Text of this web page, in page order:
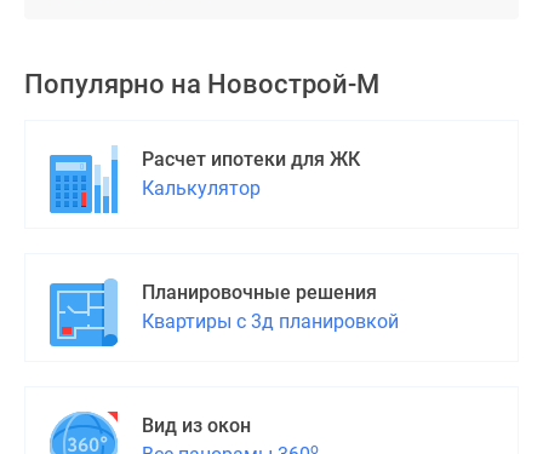
Готовые
коттеджные
поселки
коттеджные
поселки
Коттеджные
Популярно на Новострой-М
Расчет ипотеки для ЖК
Калькулятор
Планировочные решения
Квартиры с 3д планировкой
Вид из окон
о